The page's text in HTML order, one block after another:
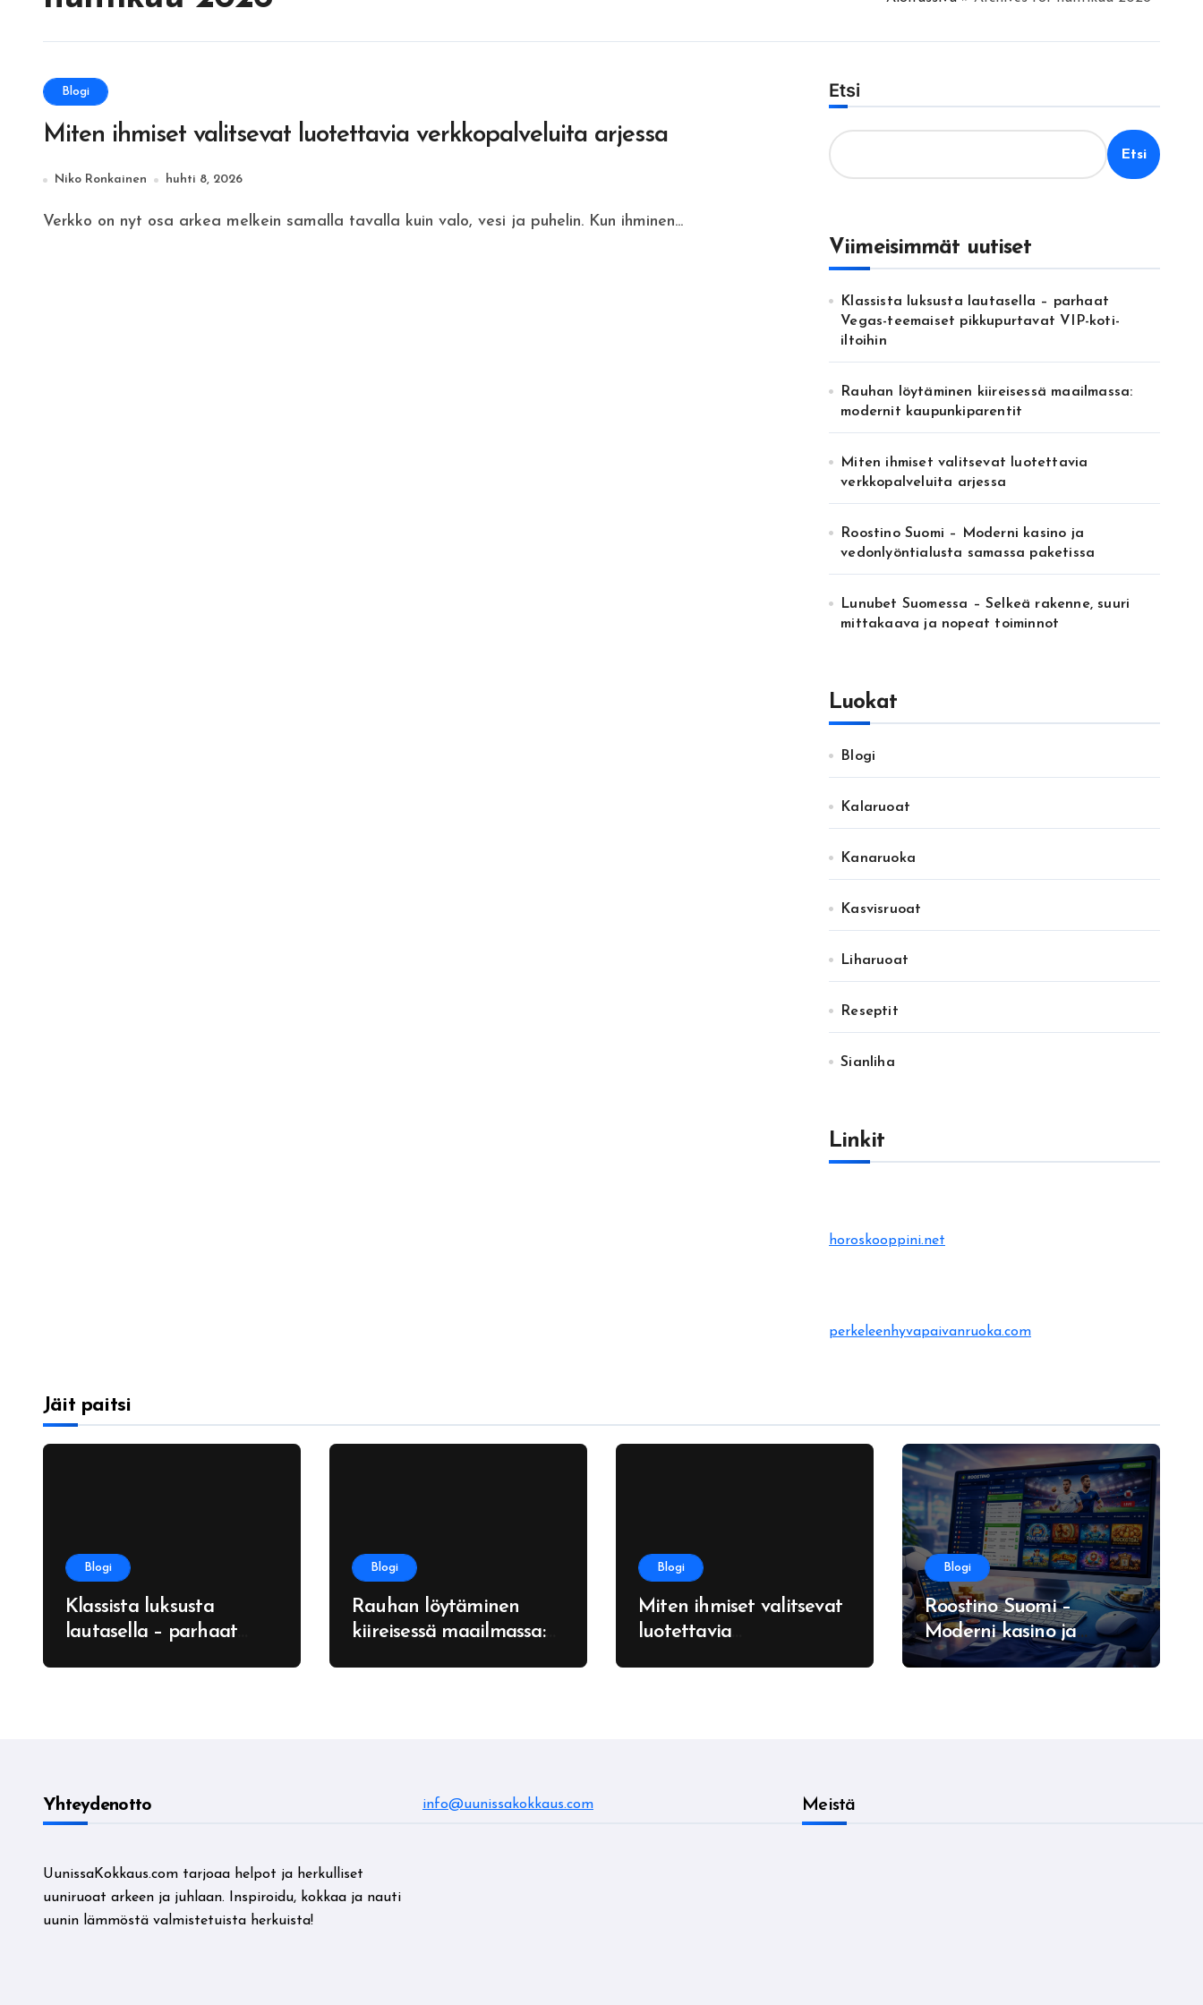
Blogi
Miten ihmiset valitsevat luotettavia verkkopalveluita arjessa
Niko Ronkainen huhti 8, 2026
Verkko on nyt osa arkea melkein samalla tavalla kuin valo, vesi ja puhelin. Kun ihminen...
Etsi
Etsi
Viimeisimmät uutiset
Klassista luksusta lautasella – parhaat
Vegas-teemaiset pikkupurtavat VIP-koti-
iltoihin
Rauhan löytäminen kiireisessä maailmassa:
modernit kaupunkiparentit
Miten ihmiset valitsevat luotettavia
verkkopalveluita arjessa
Roostino Suomi – Moderni kasino ja
vedonlyöntialusta samassa paketissa
Lunubet Suomessa – Selkeä rakenne, suuri
mittakaava ja nopeat toiminnot
Luokat
Blogi
Kalaruoat
Kanaruoka
Kasvisruoat
Liharuoat
Reseptit
Sianliha
Linkit
horoskooppini.net
perkeleenhyvapaivanruoka.com
Jäit paitsi
Blogi
Klassista luksusta
lautasella – parhaat
Blogi
Rauhan löytäminen
kiireisessä maailmassa:
Blogi
Miten ihmiset valitsevat
luotettavia
Blogi
Roostino Suomi –
Moderni kasino ja
vedonlyöntialusta
Yhteydenotto info@uunissakokkaus.com Meistä
UunissaKokkaus.com tarjoaa helpot ja herkulliset
uuniruoat arkeen ja juhlaan. Inspiroidu, kokkaa ja nauti
uunin lämmöstä valmistetuista herkuista!